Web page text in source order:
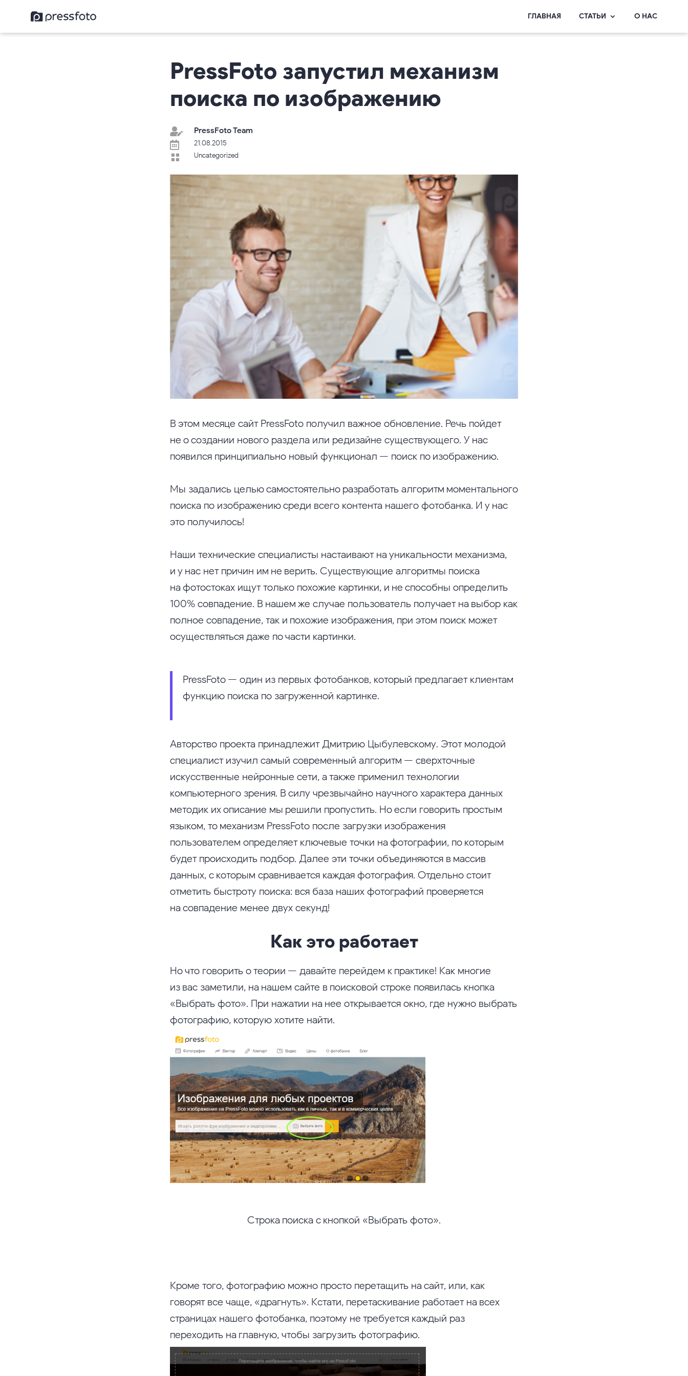
ГЛАВНАЯ СТАТЬИ О НАС
PressFoto запустил механизм
поиска по изображению
 PressFoto Team
 21.08.2015
 Uncategorized
В этом месяце сайт PressFoto получил важное обновление. Речь пойдет
не о создании нового раздела или редизайне существующего. У нас
появился принципиально новый функционал — поиск по изображению.
Мы задались целью самостоятельно разработать алгоритм моментального
поиска по изображению среди всего контента нашего фотобанка. И у нас
это получилось!
Наши технические специалисты настаивают на уникальности механизма,
и у нас нет причин им не верить. Существующие алгоритмы поиска
на фотостоках ищут только похожие картинки, и не способны определить
100% совпадение. В нашем же случае пользователь получает на выбор как
полное совпадение, так и похожие изображения, при этом поиск может
осуществляться даже по части картинки.
PressFoto — один из первых фотобанков, который предлагает клиентам
функцию поиска по загруженной картинке.
Авторство проекта принадлежит Дмитрию Цыбулевскому. Этот молодой
специалист изучил самый современный алгоритм — сверхточные
искусственные нейронные сети, а также применил технологии
компьютерного зрения. В силу чрезвычайно научного характера данных
методик их описание мы решили пропустить. Но если говорить простым
языком, то механизм PressFoto после загрузки изображения
пользователем определяет ключевые точки на фотографии, по которым
будет происходить подбор. Далее эти точки объединяются в массив
данных, с которым сравнивается каждая фотография. Отдельно стоит
отметить быстроту поиска: вся база наших фотографий проверяется
на совпадение менее двух секунд!
Как это работает
Но что говорить о теории — давайте перейдем к практике! Как многие
из вас заметили, на нашем сайте в поисковой строке появилась кнопка
«Выбрать фото». При нажатии на нее открывается окно, где нужно выбрать
фотографию, которую хотите найти.
Строка поиска с кнопкой «Выбрать фото».
Кроме того, фотографию можно просто перетащить на сайт, или, как
говорят все чаще, «драгнуть». Кстати, перетаскивание работает на всех
страницах нашего фотобанка, поэтому не требуется каждый раз
переходить на главную, чтобы загрузить фотографию.